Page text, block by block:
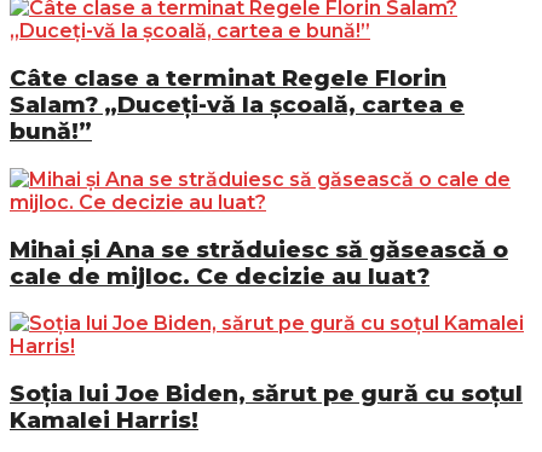
Câte clase a terminat Regele Florin
Salam? „Duceți-vă la școală, cartea e
bună!”
Mihai și Ana se străduiesc să găsească o
cale de mijloc. Ce decizie au luat?
Soția lui Joe Biden, sărut pe gură cu soțul
Kamalei Harris!